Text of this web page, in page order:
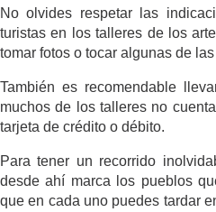
No olvides respetar las
turistas en los talleres de los
tomar fotos o tocar algunas de
También es recomendable
muchos de los talleres no
tarjeta de crédito o débito.
Para tener un recorrido
desde ahí marca los pueblos
que en cada uno puedes tardar